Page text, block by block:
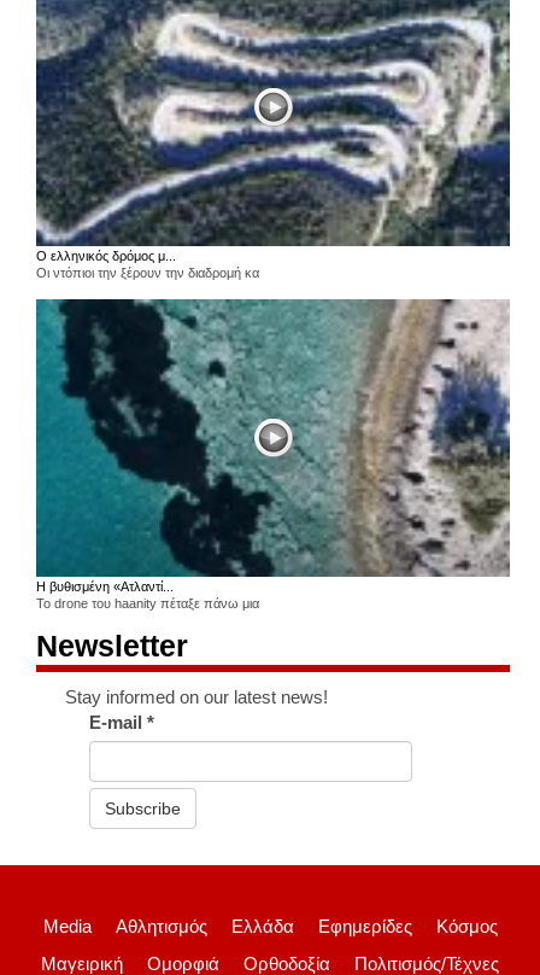
Ο ελληνικός δρόμος μ...
Οι ντόπιοι την ξέρουν την διαδρομή κα
Η βυθισμένη «Ατλαντί...
Το drone του haanity πέταξε πάνω μια
Newsletter
Stay informed on our latest news!
E-mail*
Subscribe
Media Αθλητισμός Ελλάδα Εφημερίδες
Κόσμος
Μαγειρική
Ομορφιά Ορθοδοξία Πολιτισμός/Τέχνες